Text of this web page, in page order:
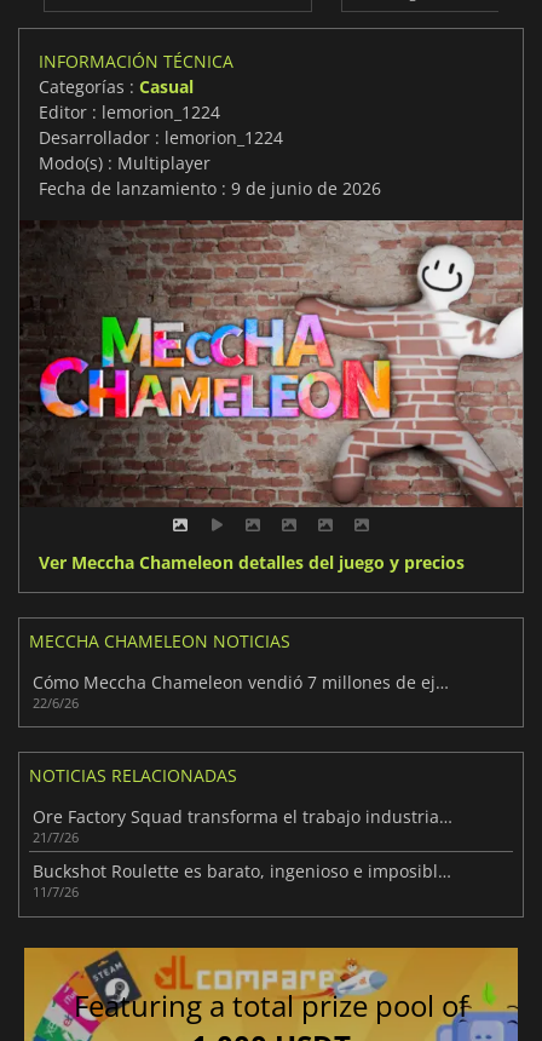
INFORMACIÓN TÉCNICA
Categorías : Casual
Editor : lemorion_1224
Desarrollador : lemorion_1224
Modo(s) : Multiplayer
Fecha de lanzamiento : 9 de junio de 2026
Ver Meccha Chameleon detalles del juego y precios
MECCHA CHAMELEON NOTICIAS
Cómo Meccha Chameleon vendió 7 millones de ejemplares
22/6/26
NOTICIAS RELACIONADAS
Ore Factory Squad transforma el trabajo industrial en pura diversión
21/7/26
Buckshot Roulette es barato, ingenioso e imposible de pasar por alto
11/7/26
Featuring a total prize pool of